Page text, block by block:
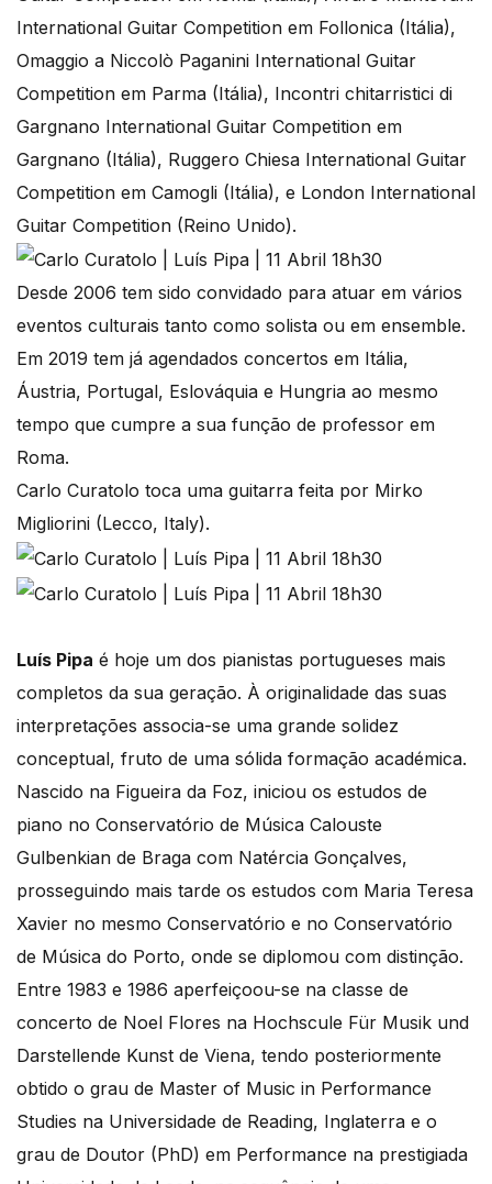
International Guitar Competition em Follonica (Itália),
Omaggio a Niccolò Paganini International Guitar
Competition em Parma (Itália), Incontri chitarristici di
Gargnano International Guitar Competition em
Gargnano (Itália), Ruggero Chiesa International Guitar
Competition em Camogli (Itália), e London International
Guitar Competition (Reino Unido).
Desde 2006 tem sido convidado para atuar em vários
eventos culturais tanto como solista ou em ensemble.
Em 2019 tem já agendados concertos em Itália,
Áustria, Portugal, Eslováquia e Hungria ao mesmo
tempo que cumpre a sua função de professor em
Roma.
Carlo Curatolo toca uma guitarra feita por Mirko
Migliorini (Lecco, Italy).
Luís Pipa é hoje um dos pianistas portugueses mais
completos da sua geração. À originalidade das suas
interpretações associa-se uma grande solidez
conceptual, fruto de uma sólida formação académica.
Nascido na Figueira da Foz, iniciou os estudos de
piano no Conservatório de Música Calouste
Gulbenkian de Braga com Natércia Gonçalves,
prosseguindo mais tarde os estudos com Maria Teresa
Xavier no mesmo Conservatório e no Conservatório
de Música do Porto, onde se diplomou com distinção.
Entre 1983 e 1986 aperfeiçoou-se na classe de
concerto de Noel Flores na Hochscule Für Musik und
Darstellende Kunst de Viena, tendo posteriormente
obtido o grau de Master of Music in Performance
Studies na Universidade de Reading, Inglaterra e o
grau de Doutor (PhD) em Performance na prestigiada